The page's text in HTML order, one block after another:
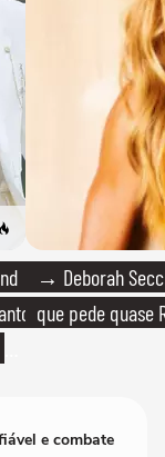
→ Deborah
que pede quase
e combate